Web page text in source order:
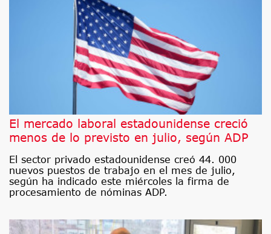
El mercado laboral estadounidense creció
menos de lo previsto en julio, según ADP
El sector privado estadounidense creó 44. 000
nuevos puestos de trabajo en el mes de julio,
según ha indicado este miércoles la firma de
procesamiento de nóminas ADP.